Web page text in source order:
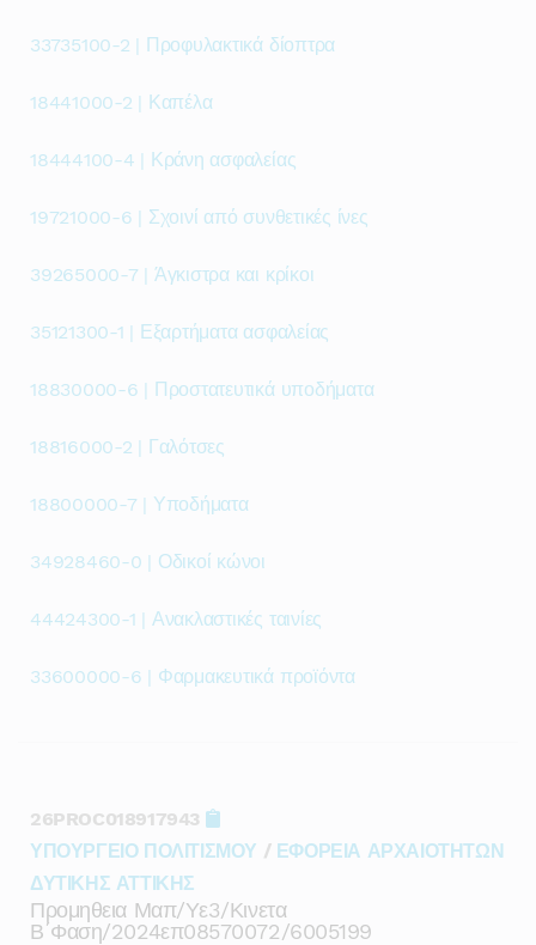
33735100-2 | Προφυλακτικά δίοπτρα
18441000-2 | Καπέλα
18444100-4 | Κράνη ασφαλείας
19721000-6 | Σχοινί από συνθετικές ίνες
39265000-7 | Άγκιστρα και κρίκοι
35121300-1 | Εξαρτήματα ασφαλείας
18830000-6 | Προστατευτικά υποδήματα
18816000-2 | Γαλότσες
18800000-7 | Υποδήματα
34928460-0 | Οδικοί κώνοι
44424300-1 | Ανακλαστικές ταινίες
33600000-6 | Φαρμακευτικά προϊόντα
26PROC018917943
ΥΠΟΥΡΓΕΙΟ ΠΟΛΙΤΙΣΜΟΥ / ΕΦΟΡΕΙΑ ΑΡΧΑΙΟΤΗΤΩΝ
ΔΥΤΙΚΗΣ ΑΤΤΙΚΗΣ
Προμηθεια Μαπ/υε3/κινετα
Β΄φαση/2024επ08570072/6005199